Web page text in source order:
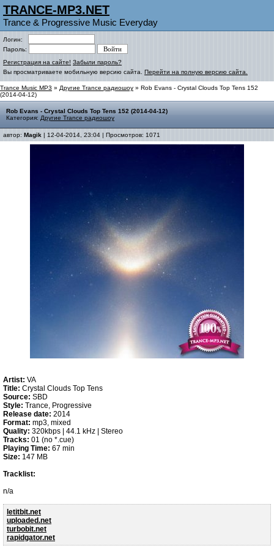
TRANCE-MP3.NET
Trance & Progressive Music Everyday
Логин:
Пароль:
Регистрация на сайте! Забыли пароль?
Вы просматриваете мобильную версию сайта. Перейти на полную версию сайта.
Trance Music MP3 » Другие Trance радиошоу » Rob Evans - Crystal Clouds Top Tens 152
(2014-04-12)
Rob Evans - Crystal Clouds Top Tens 152 (2014-04-12)
Категория: Другие Trance радиошоу
автор: Magik | 12-04-2014, 23:04 | Просмотров: 1071
Artist: VA
Title: Crystal Clouds Top Tens
Source: SBD
Style: Trance, Progressive
Release date: 2014
Format: mp3, mixed
Quality: 320kbps | 44.1 kHz | Stereo
Tracks: 01 (no *.cue)
Playing Time: 67 min
Size: 147 MB
Tracklist:
n/a
letitbit.net
uploaded.net
turbobit.net
rapidgator.net